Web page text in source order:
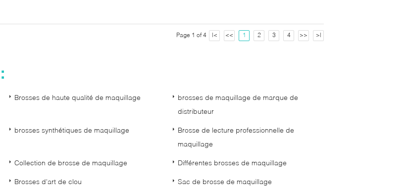
Page 1 of 4 |< << 1 2 3 4 >> >|
Brosses de haute qualité de maquillage
brosses de maquillage de marque de
distributeur
brosses synthétiques de maquillage
Brosse de lecture professionnelle de
maquillage
Collection de brosse de maquillage Différentes brosses de maquillage
Brosses d'art de clou Sac de brosse de maquillage